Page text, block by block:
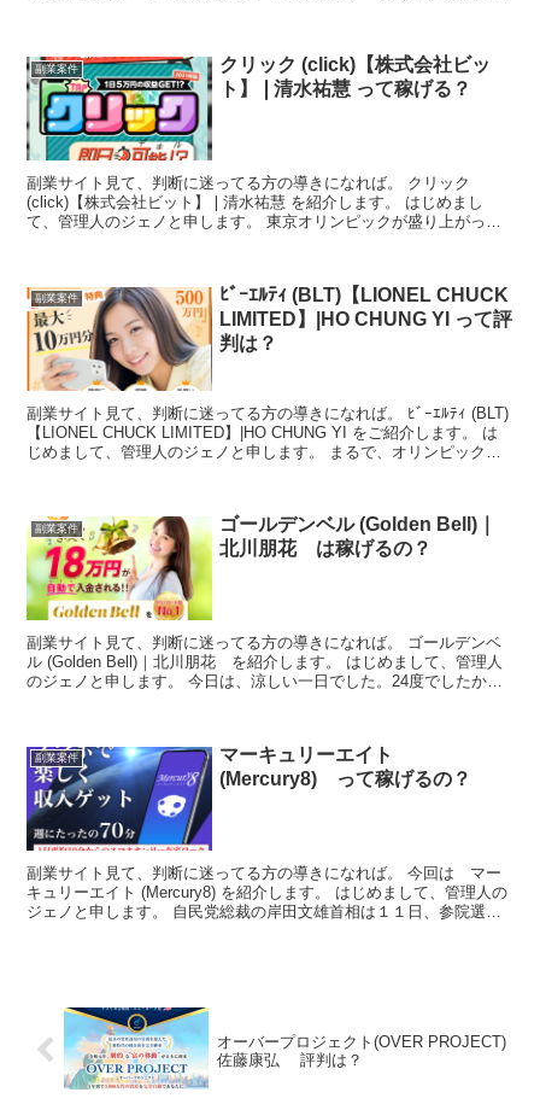
副業案件
クリック (click)【株式会社ビッ
ト】❘清水祐慧 って稼げる？
副業サイト見て、判断に迷ってる方の導きになれば。 クリック
(click)【株式会社ビット】❘清水祐慧 を紹介します。 はじめまし
て、管理人のジェノと申します。 東京オリンピックが盛り上がって
副業案件
ﾋﾞｰｴﾙﾃｨ (BLT)【LIONEL CHUCK
LIMITED】|HO CHUNG YI って評
判は？
副業サイト見て、判断に迷ってる方の導きになれば。 ﾋﾞｰｴﾙﾃｨ (BLT)
【LIONEL CHUCK LIMITED】|HO CHUNG YI をご紹介します。 は
じめまして、管理人のジェノと申します。 まるで、オリンピックを
副業案件
ゴールデンベル (Golden Bell)｜
北川朋花 は稼げるの？
副業サイト見て、判断に迷ってる方の導きになれば。 ゴールデンベ
ル (Golden Bell)｜北川朋花 を紹介します。 はじめまして、管理人
のジェノと申します。 今日は、涼しい一日でした。24度でしたか
副業案件
マーキュリーエイト
(Mercury8) って稼げるの？
副業サイト見て、判断に迷ってる方の導きになれば。 今回は マー
キュリーエイト (Mercury8) を紹介します。 はじめまして、管理人の
ジェノと申します。 自民党総裁の岸田文雄首相は１１日、参院選の
オーバープロジェクト(OVER PROJECT)
佐藤康弘 評判は？